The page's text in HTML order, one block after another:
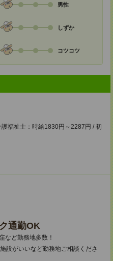
男性
しずか
コツコツ
福祉士：時給1830円～2287円 / 初
通勤OK
など勤務地多数！
がいいなど勤務地ご相談くださ